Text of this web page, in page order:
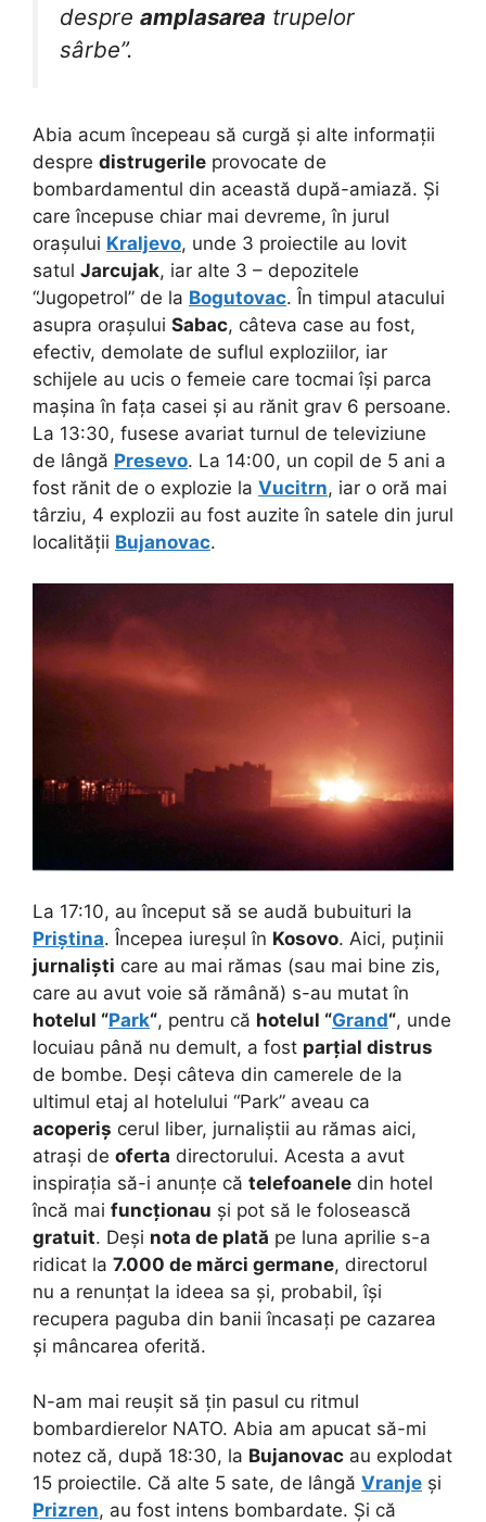
despre amplasarea trupelor
sârbe”.
Abia acum începeau să curgă și alte informații
despre distrugerile provocate de
bombardamentul din această după-amiază. Și
care începuse chiar mai devreme, în jurul
orașului Kraljevo, unde 3 proiectile au lovit
satul Jarcujak, iar alte 3 – depozitele
“Jugopetrol” de la Bogutovac. În timpul atacului
asupra orașului Sabac, câteva case au fost,
efectiv, demolate de suflul exploziilor, iar
schijele au ucis o femeie care tocmai își parca
mașina în fața casei și au rănit grav 6 persoane.
La 13:30, fusese avariat turnul de televiziune
de lângă Presevo. La 14:00, un copil de 5 ani a
fost rănit de o explozie la Vucitrn, iar o oră mai
târziu, 4 explozii au fost auzite în satele din jurul
localității Bujanovac.
La 17:10, au început să se audă bubuituri la
Priștina. Începea iureșul în Kosovo. Aici, puținii
jurnaliști care au mai rămas (sau mai bine zis,
care au avut voie să rămână) s-au mutat în
hotelul “Park“, pentru că hotelul “Grand“, unde
locuiau până nu demult, a fost parțial distrus
de bombe. Deși câteva din camerele de la
ultimul etaj al hotelului “Park” aveau ca
acoperiș cerul liber, jurnaliștii au rămas aici,
atrași de oferta directorului. Acesta a avut
inspirația să-i anunțe că telefoanele din hotel
încă mai funcționau și pot să le folosească
gratuit. Deși nota de plată pe luna aprilie s-a
ridicat la 7.000 de mărci germane, directorul
nu a renunțat la ideea sa și, probabil, își
recupera paguba din banii încasați pe cazarea
și mâncarea oferită.
N-am mai reușit să țin pasul cu ritmul
bombardierelor NATO. Abia am apucat să-mi
notez că, după 18:30, la Bujanovac au explodat
15 proiectile. Că alte 5 sate, de lângă Vranje și
Prizren, au fost intens bombardate. Și că